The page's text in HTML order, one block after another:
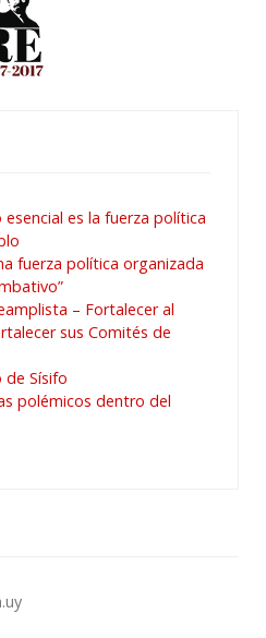
es la fuerza política
fuerza política organizada
– Fortalecer al
sus Comités de
de Sísifo
polémicos dentro del